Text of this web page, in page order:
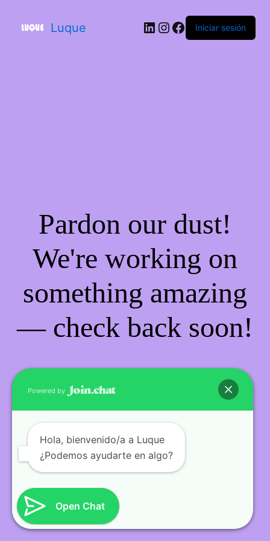
Luque Iniciar sesión
Pardon our dust!
We're working on
something amazing
— check back soon!
Powered by
Hola, bienvenido/a a Luque
¿Podemos ayudarte en algo?
Open Chat